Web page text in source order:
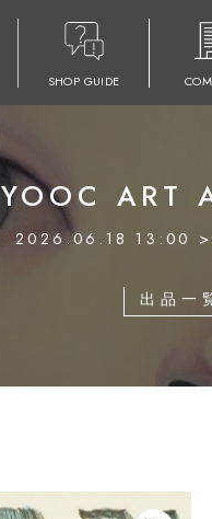
SHOP GUIDE
YOOC ART
2026.06.18 13:00
出品一